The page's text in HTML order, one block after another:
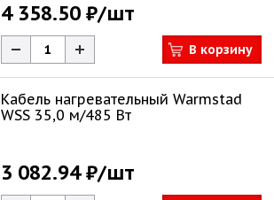
4 358.50 ₽/шт
В корзину
Кабель нагревательный Warmstad
WSS 35,0 м/485 Вт
3 082.94 ₽/шт